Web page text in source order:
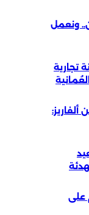
ونعمل
تجارية
على